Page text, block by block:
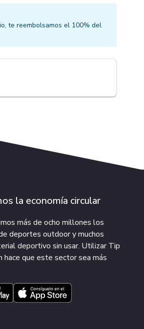
te reembolsamos el 100% del
la economía circular
más de ocho millones los
deportes outdoor y muchos
deportivo sin usar. Utilizar Tip
hace que este sector sea más